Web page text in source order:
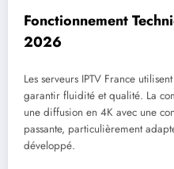
Fonctionnement
2026
Les serveurs IPTV France
garantir fluidité et qualité. La
une diffusion en 4K avec une
passante, particulièrement
développé.